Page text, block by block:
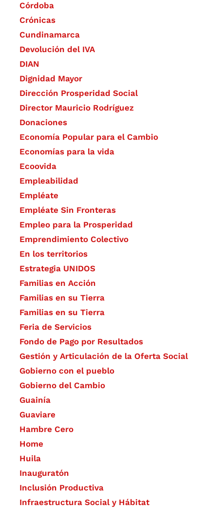
Córdoba
Crónicas
Cundinamarca
Devolución del IVA
DIAN
Dignidad Mayor
Dirección Prosperidad Social
Director Mauricio Rodríguez
Donaciones
Economía Popular para el Cambio
Economías para la vida
Ecoovida
Empleabilidad
Empléate
Empléate Sin Fronteras
Empleo para la Prosperidad
Emprendimiento Colectivo
En los territorios
Estrategia UNIDOS
Familias en Acción
Familias en su Tierra
Familias en su Tierra
Feria de Servicios
Fondo de Pago por Resultados
Gestión y Articulación de la Oferta Social
Gobierno con el pueblo
Gobierno del Cambio
Guainía
Guaviare
Hambre Cero
Home
Huila
Inauguratón
Inclusión Productiva
Infraestructura Social y Hábitat